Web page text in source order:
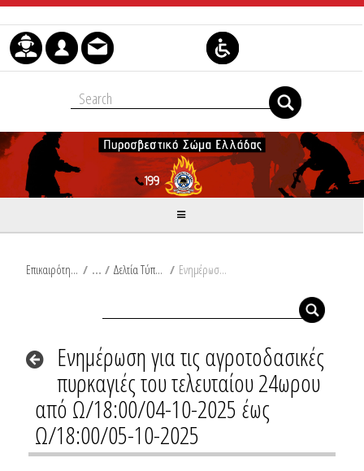
Μετάβαση στο περιεχόμενο
Επικαιρότητα / Δελτία Τύπου / Ενημέρωση για τις αγροτοδασικές πυρκαγιές του τελευταίου 24ωρου από Ω/18:00/04-10-2025 έως Ω/18:00/05-10-2025
Ενημέρωση για τις αγροτοδασικές
πυρκαγιές του τελευταίου 24ωρου
από Ω/18:00/04-10-2025 έως
Ω/18:00/05-10-2025